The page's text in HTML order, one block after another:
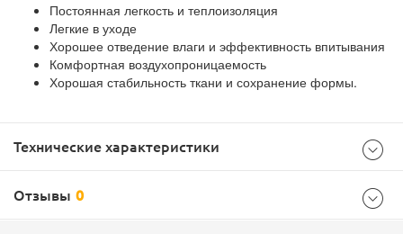
Постоянная легкость и теплоизоляция
Легкие в уходе
Хорошее отведение влаги и эффективность впитывания
Комфортная воздухопроницаемость
Хорошая стабильность ткани и сохранение формы.
Технические характеристики
Отзывы 0